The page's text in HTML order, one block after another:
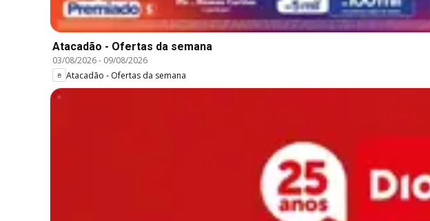
Atacadão - Ofertas da semana
03/08/2026- 09/08/2026
Atacadão - Ofertas da semana